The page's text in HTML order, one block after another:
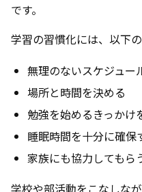
です。
学習の習慣化には、以下
無理のないスケジュー
場所と時間を決める
勉強を始めるきっかけ
睡眠時間を十分に確保
家族にも協力してもら
学校や部活動をこなしな